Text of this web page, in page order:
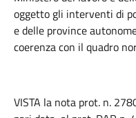
oggetto gli interventi di
e delle province
coerenza con il quadro
VISTA la nota prot. n.